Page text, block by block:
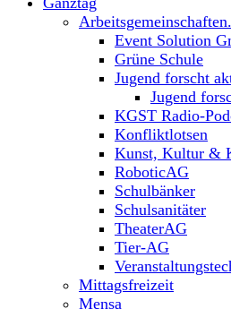
Event Solution
Grüne Schule
Jugend forscht
Jugend
KGST Radio-
Konfliktlotsen
Kunst, Kultur &
RoboticAG
Schulbänker
Schulsanitäter
TheaterAG
Tier-AG
Mittagsfreizeit
Mensa